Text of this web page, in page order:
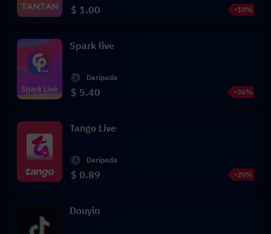
$ 1.00 -10%
Spark live
Daripada
$ 5.40 -36%
Tango Live
Daripada
$ 0.89 -20%
Douyin